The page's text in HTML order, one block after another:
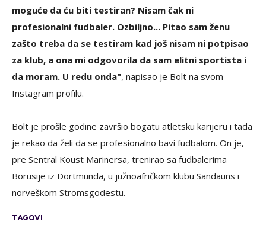
moguće da ću biti testiran? Nisam čak ni
profesionalni fudbaler. Ozbiljno... Pitao sam ženu
zašto treba da se testiram kad još nisam ni potpisao
za klub, a ona mi odgovorila da sam elitni sportista i
da moram. U redu onda", napisao je Bolt na svom
Instagram profilu.
Bolt je prošle godine završio bogatu atletsku karijeru i tada
je rekao da želi da se profesionalno bavi fudbalom. On je,
pre Sentral Koust Marinersa, trenirao sa fudbalerima
Borusije iz Dortmunda, u južnoafričkom klubu Sandauns i
norveškom Stromsgodestu.
TAGOVI